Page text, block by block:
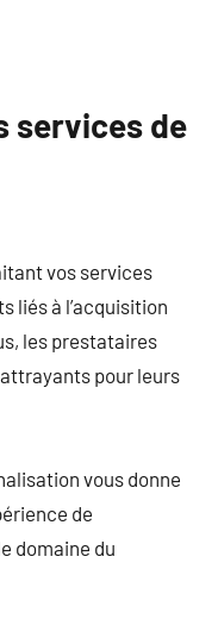
services de
vos services
liés à l’acquisition
les prestataires
pour leurs
vous donne
de
domaine du